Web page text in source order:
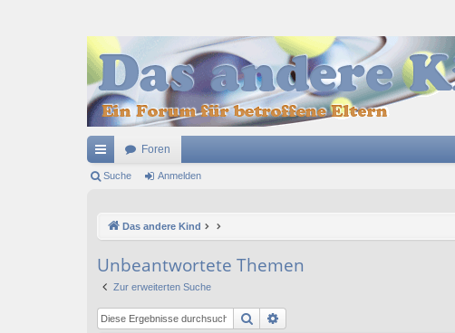
ch
ug
riff
Foren
Suche Anmelden
Das andere Kind
Unbeantwortete Themen
Zur erweiterten Suche
Suche